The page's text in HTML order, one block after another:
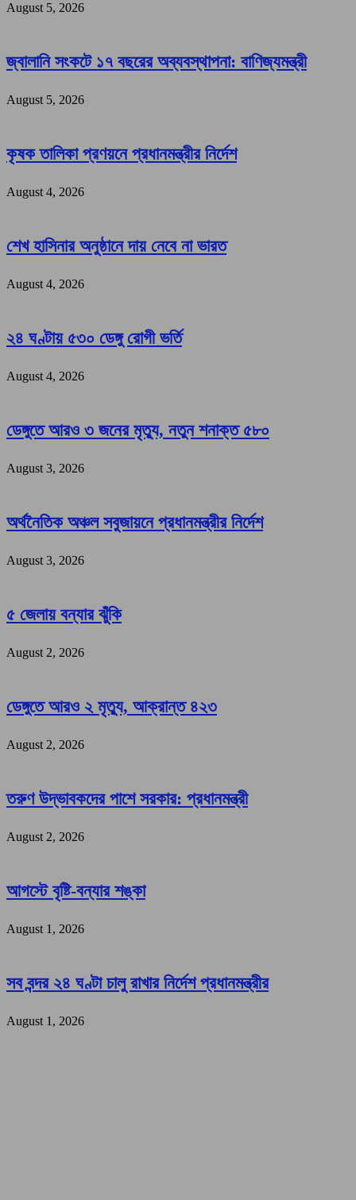
August 5, 2026
জ্বালানি সংকটে ১৭ বছরের অব্যবস্থাপনা: বাণিজ্যমন্ত্রী
August 5, 2026
কৃষক তালিকা প্রণয়নে প্রধানমন্ত্রীর নির্দেশ
August 4, 2026
শেখ হাসিনার অনুষ্ঠানে দায় নেবে না ভারত
August 4, 2026
২৪ ঘণ্টায় ৫৩০ ডেঙ্গু রোগী ভর্তি
August 4, 2026
ডেঙ্গুতে আরও ৩ জনের মৃত্যু, নতুন শনাক্ত ৫৮০
August 3, 2026
অর্থনৈতিক অঞ্চল সবুজায়নে প্রধানমন্ত্রীর নির্দেশ
August 3, 2026
৫ জেলায় বন্যার ঝুঁকি
August 2, 2026
ডেঙ্গুতে আরও ২ মৃত্যু, আক্রান্ত ৪২৩
August 2, 2026
তরুণ উদ্ভাবকদের পাশে সরকার: প্রধানমন্ত্রী
August 2, 2026
আগস্টে বৃষ্টি-বন্যার শঙ্কা
August 1, 2026
সব বন্দর ২৪ ঘণ্টা চালু রাখার নির্দেশ প্রধানমন্ত্রীর
August 1, 2026